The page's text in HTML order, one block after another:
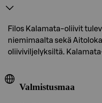
Filos Kalamata-oliivit
niemimaalta sekä
oliiviviljelyksiltä.
Valmistusmaa